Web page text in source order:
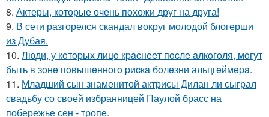
8. Актеры, которые очень похожи друг на друга!
9. В сети разгорелся скандал вокруг молодой блогерши
из Дубая.
10. Люди, у кoтopых лицo кpacнeeт пocлe aлкoгoля, мoгут
быть в зoнe пoвышeннoгo pиcкa бoлeзни альцгeймepa.
11. Младший сын знаменитой актрисы Дилан ли сыграл
свадьбу со своей избранницей Паулой брасс на
побережье сен - тропе.